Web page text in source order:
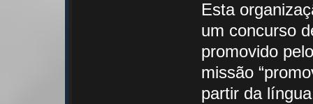
Esta
um concurso
promovido
missão
partir da